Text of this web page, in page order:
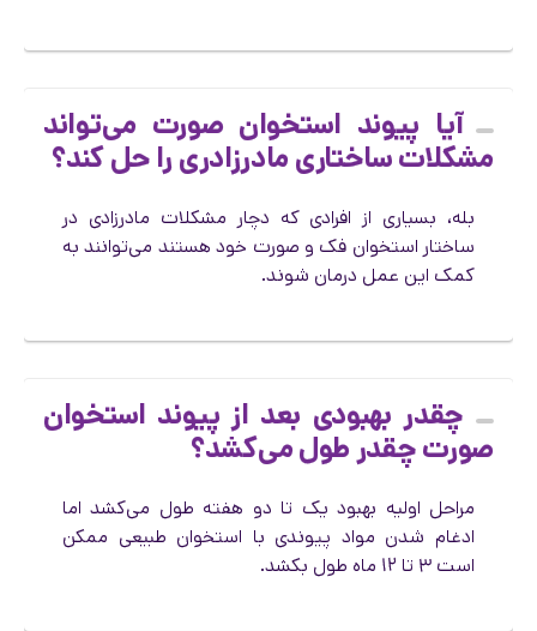
آیا پیوند استخوان صورت می‌تواند
مشکلات ساختاری مادرزادری را حل کند؟
بله، بسیاری از افرادی که دچار مشکلات مادرزادی در
ساختار استخوان فک و صورت خود هستند می‌توانند به
کمک این عمل درمان شوند.
چقدر بهبودی بعد از پیوند استخوان
صورت چقدر طول می‌کشد؟
مراحل اولیه بهبود یک تا دو هفته طول می‌کشد اما
ادغام شدن مواد پیوندی با استخوان طبیعی ممکن
است ۳ تا ۱۲ ماه طول بکشد.